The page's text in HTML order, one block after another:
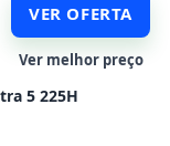
VER OFERTA
Ver melhor preço
5 225H